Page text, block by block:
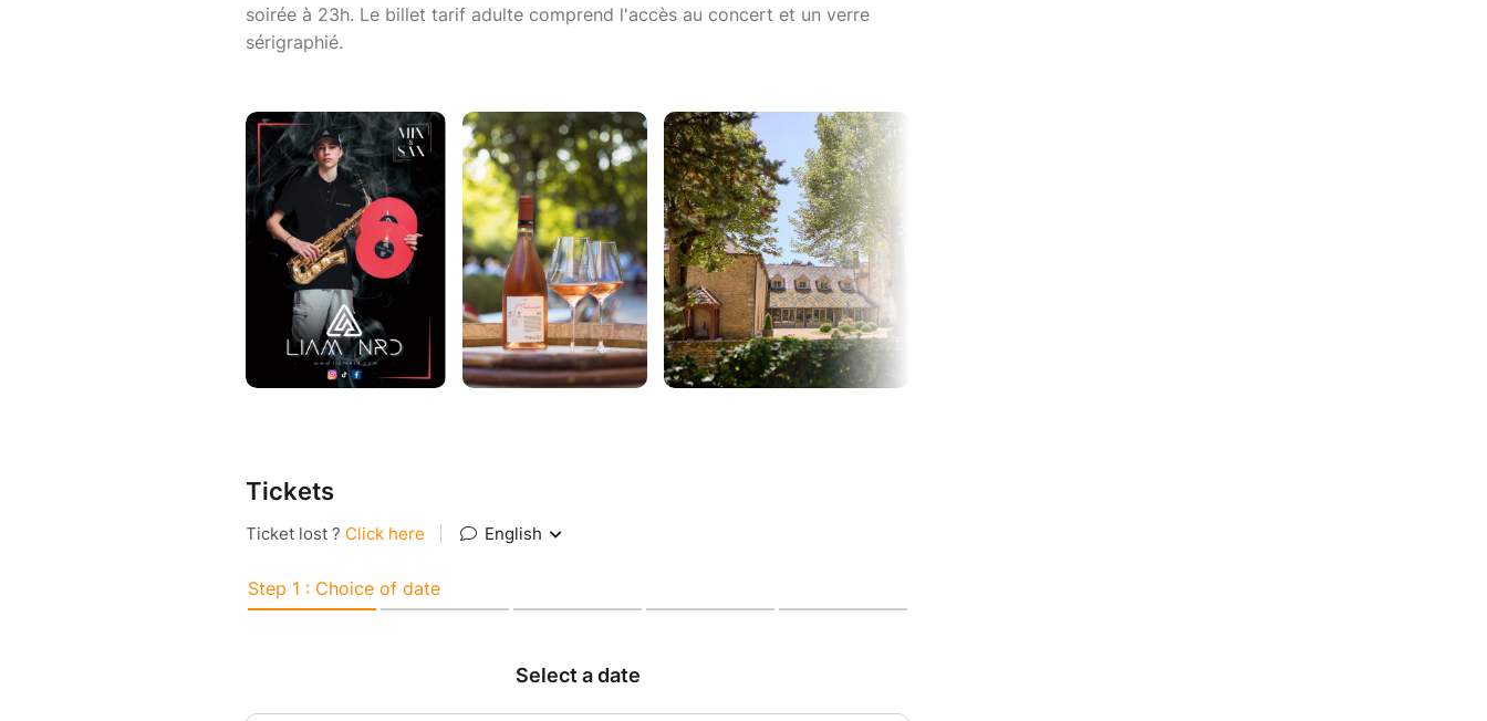
soirée à 23h. Le billet tarif adulte comprend l'accès au concert et un verre
sérigraphié.
Tickets